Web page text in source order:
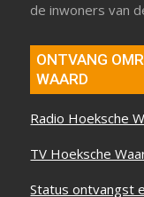
de inwoners van
ONTVANG
WAARD
Radio Hoeksche
TV Hoeksche
Status ontvangst